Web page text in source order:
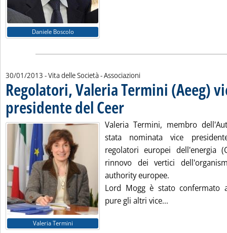
Daniele Boscolo
30/01/2013 - Vita delle Società - Associazioni
Regolatori, Valeria Termini (Aeeg)
presidente del Ceer. Pubblicata mercoledì 30 gennaio 2013
Valeria Termini
Valeria Termini, membro
stata nominata vice
regolatori europei dell'energia
rinnovo dei vertici
authority europee.
Lord Mogg è stato confermato
pure gli altri vice...